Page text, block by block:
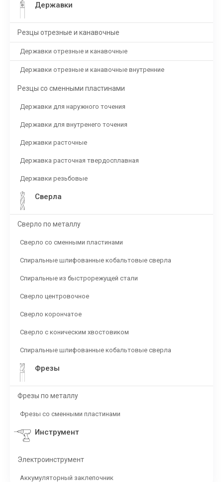
Державки
Резцы отрезные и канавочные
Державки отрезные и канавочные
Державки отрезные и канавочные внутренние
Резцы со сменными пластинами
Державки для наружного точения
Державки для внутренего точения
Державки расточные
Державка расточная твердосплавная
Державки резьбовые
Сверла
Сверло по металлу
Сверло со сменными пластинами
Спиральные шлифованные кобальтовые сверла
Спиральные из быстрорежущей стали
Сверло центровочное
Сверло корончатое
Сверло с коническим хвостовиком
Спиральные шлифованные кобальтовые сверла
Фрезы
Фрезы по металлу
Фрезы со сменными пластинами
Инструмент
Электроинструмент
Аккумуляторный заклепочник